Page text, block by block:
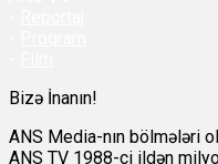
Bizə İnanın!
ANS Media-nın bölmələri
ANS TV 1988-ci ildən